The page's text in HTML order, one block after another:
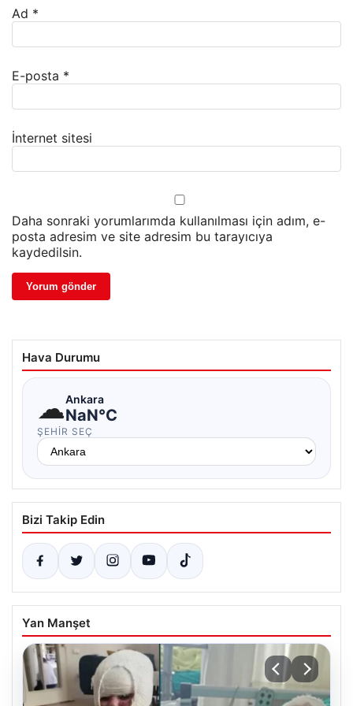
Ad *
E-posta *
İnternet sitesi
Daha sonraki yorumlarımda kullanılması için adım, e-
posta adresim ve site adresim bu tarayıcıya
kaydedilsin.
Hava Durumu
☁Ankara
NaN°C
ŞEHIR SEÇ
Bizi Takip Edin
Yan Manşet